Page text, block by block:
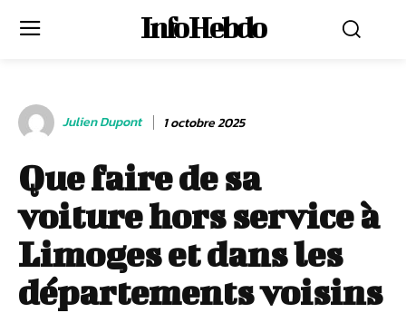
Info Hebdo
Julien Dupont 1 octobre 2025
Que faire de sa
voiture hors service à
Limoges et dans les
départements voisins